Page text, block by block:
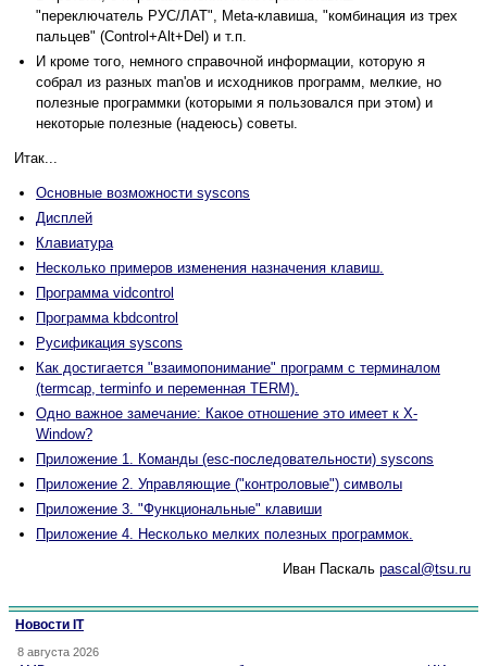
"переключатель РУС/ЛАТ", Meta-клавиша, "комбинация из трех
пальцев" (Control+Alt+Del) и т.п.
И кроме того, немного справочной информации, которую я
собрал из разных man'ов и исходников программ, мелкие, но
полезные программки (которыми я пользовался при этом) и
некоторые полезные (надеюсь) советы.
Итак...
Основные возможности syscons
Дисплей
Клавиатура
Несколько примеров изменения назначения клавиш.
Программа vidcontrol
Программа kbdcontrol
Русификация syscons
Как достигается "взаимопонимание" программ с терминалом
(termcap, terminfo и переменная TERM).
Одно важное замечание: Какое отношение это имеет к X-
Window?
Приложение 1. Команды (esc-последовательности) syscons
Приложение 2. Управляющие ("контроловые") символы
Приложение 3. "Функциональные" клавиши
Приложение 4. Несколько мелких полезных программок.
Иван Паскаль pascal@tsu.ru
Новости IT
8 августа 2026